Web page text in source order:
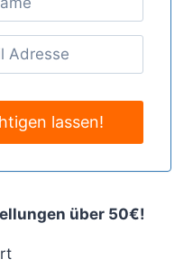
über 50€!